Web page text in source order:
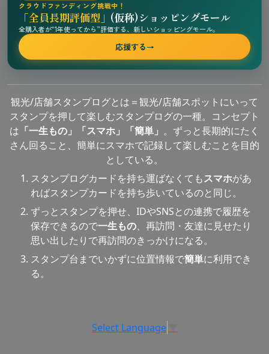
クラウドファンディング挑戦中！
「全員長期評価型」 (仮称)ショッピングモール
全購入者が“1年使ってから”評価する、新しいショッピングモール。
応援する→
観光/店舗スタンプログとは＝観光/店舗スポットにいって
スタンプを押して楽しむスタンプログの一種。コンセプト
は 「一生もの」「スマホ」「簡単」 。ずっと長期的にたく
さん回ること、簡単にスマホで記録して楽しむことを目的
としている。
スタンプログカードを持ち運ばなくてもスマホがあ
ればスタンプカードを持ち歩いているのと同じ。
ずっとスタンプを押せ、IDやSNSとの連携で履歴を
保存できるので一生もの、再訪問・友達に見せたり
思い出したりで再訪問のきっかけになる。
スタンプ台までいかずに位置情報で簡単に利用でき
る。
Select Language